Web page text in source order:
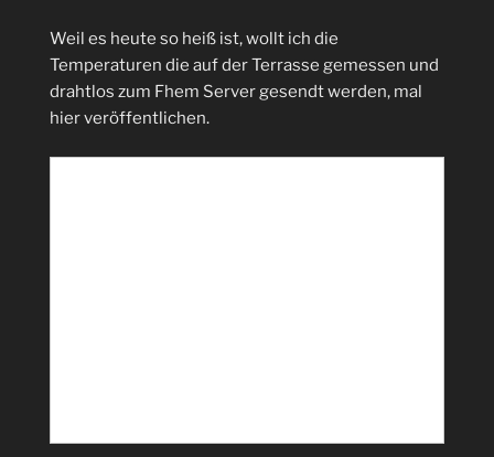
Weil es heute so heiß ist, wollt ich die
Temperaturen die auf der Terrasse gemessen und
drahtlos zum Fhem Server gesendt werden, mal
hier veröffentlichen.